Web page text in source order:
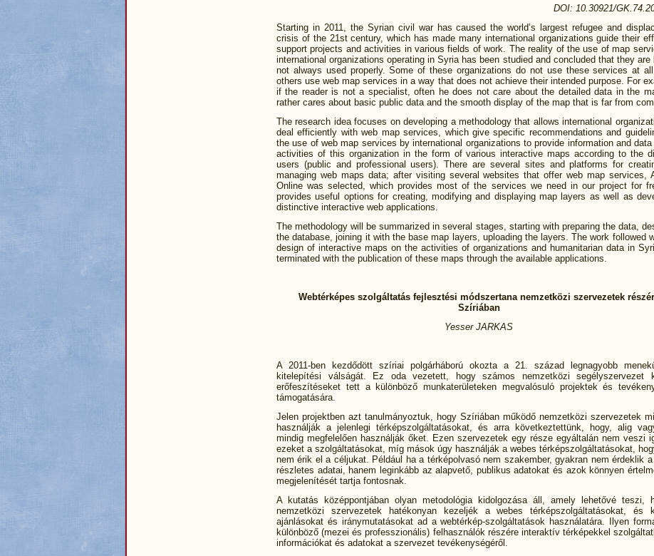
DOI: 10.30921/
Starting in 2011, the Syrian civil war has caused the world’s largest refugee and
crisis of the 21st century, which has made many international organizations guide their
support projects and activities in various fields of work. The reality of the use of map
international organizations operating in Syria has been studied and concluded that they are
not always used properly. Some of these organizations do not use these services at
others use web map services in a way that does not achieve their intended purpose. For
if the reader is not a specialist, often he does not care about the detailed data in the
rather cares about basic public data and the smooth display of the map that is far from
The research idea focuses on developing a methodology that allows international
deal efficiently with web map services, which give specific recommendations and
the use of web map services by international organizations to provide information and
activities of this organization in the form of various interactive maps according to the
users (public and professional users). There are several sites and platforms for
managing web maps data; after visiting several websites that offer web map services,
Online was selected, which provides most of the services we need in our project for
provides useful options for creating, modifying and displaying map layers as well as
distinctive interactive web applications.
The methodology will be summarized in several stages, starting with preparing the data,
the database, joining it with the base map layers, uploading the layers. The work followed
design of interactive maps on the activities of organizations and humanitarian data in
terminated with the publication of these maps through the available applications.
Webtérképes szolgáltatás fejlesztési módszertana nemzetközi szervezetek
Szíriában
Yesser JARKAS
A 2011-ben kezdődött szíriai polgárháború okozta a 21. század legnagyobb
kitelepítési válságát. Ez oda vezetett, hogy számos nemzetközi segélyszervezet
erőfeszítéseket tett a különböző munkaterületeken megvalósuló projektek és
támogatására.
Jelen projektben azt tanulmányoztuk, hogy Szíriában működő nemzetközi szervezetek
használják a jelenlegi térképszolgáltatásokat, és arra következtettünk, hogy, alig
mindig megfelelően használják őket. Ezen szervezetek egy része egyáltalán nem veszi
ezeket a szolgáltatásokat, míg mások úgy használják a webes térképszolgáltatásokat,
nem érik el a céljukat. Például ha a térképolvasó nem szakember, gyakran nem érdeklik
részletes adatai, hanem leginkább az alapvető, publikus adatokat és azok könnyen
megjelenítését tartja fontosnak.
A kutatás középpontjában olyan metodológia kidolgozása áll, amely lehetővé teszi,
nemzetközi szervezetek hatékonyan kezeljék a webes térképszolgáltatásokat, és
ajánlásokat és iránymutatásokat ad a webtérkép-szolgáltatások használatára. Ilyen
különböző (mezei és professzionális) felhasználók részére interaktív térképekkel
információkat és adatokat a szervezet tevékenységéről.